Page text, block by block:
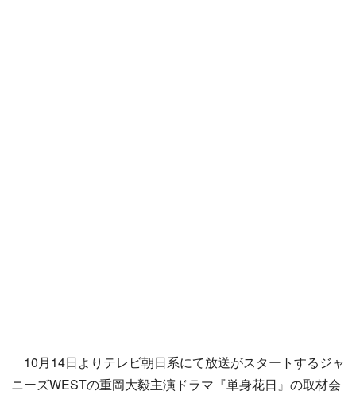
10月14日よりテレビ朝日系にて放送がスタートするジャ
ニーズWESTの重岡大毅主演ドラマ『単身花日』の取材会